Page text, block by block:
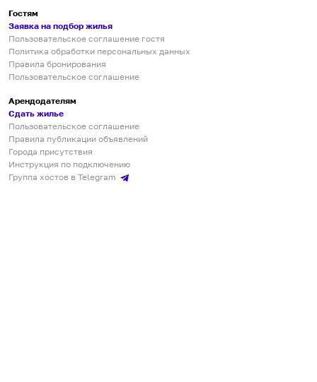
Гостям
Заявка на подбор жилья
Пользовательское соглашение гостя
Политика обработки персональных данных
Правила бронирования
Пользовательское соглашение
Арендодателям
Сдать жилье
Пользовательское соглашение
Правила публикации объявлений
Города присутствия
Инструкция по подключению
Группа хостов в Telegram